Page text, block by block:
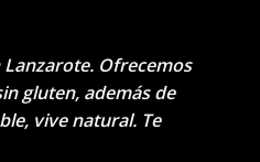
Ofrecemos
gluten, además de
vive natural. Te